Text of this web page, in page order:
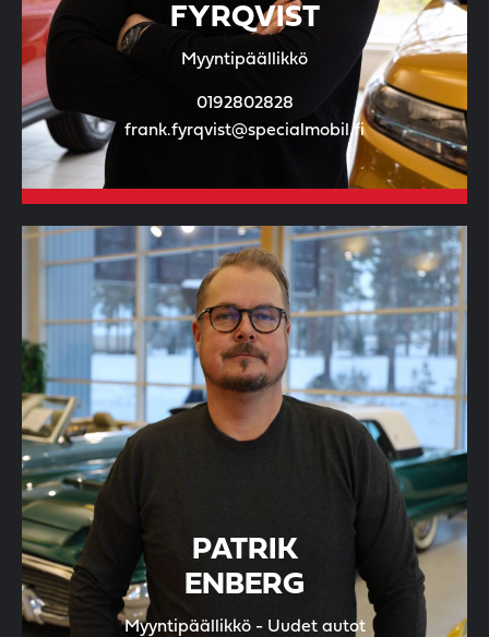
FYRQVIST
Myyntipäällikkö
0192802828
frank.fyrqvist@specialmobil.fi
PATRIK
ENBERG
Myyntipäällikkö - Uudet autot